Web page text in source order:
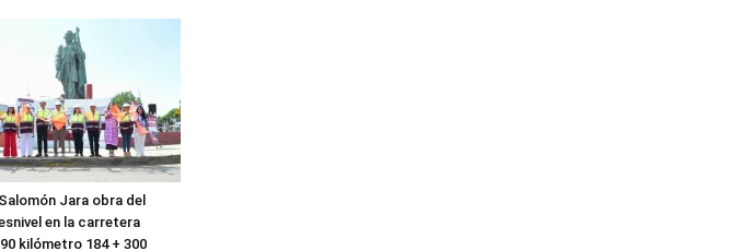
Jara obra del
en la carretera
kilómetro 184 + 300